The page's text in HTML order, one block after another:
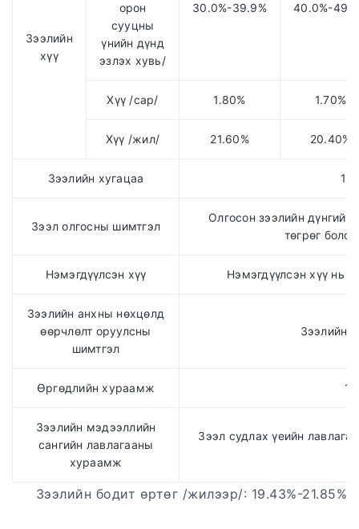
Зээлийн
хүү
орон
сууцны
үнийн дүнд
эзлэх хувь/
30.0%-39.9% 40.0%-
Хүү /сар/ 1.80% 1.70%
Хүү /жил/ 21.60% 20.40%
Зээлийн хугацаа
Зээл олгосны шимтгэл
Олгосон зээлийн
төгрөг
Нэмэгдүүлсэн хүү Нэмэгдүүлсэн хүү нь
Зээлийн анхны нөхцөлд
өөрчлөлт оруулсны
шимтгэл
Зээлийн
Өргөдлийн хураамж
Зээлийн мэдээллийн
сангийн лавлагааны
хураамж
Зээл судлах үеийн
Зээлийн бодит өртөг /жилээр/: 19.43%-21.85%